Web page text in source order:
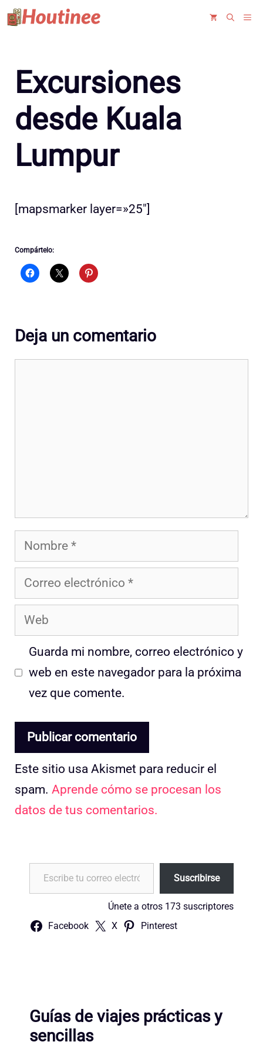
Saltar
al
Excursiones
desde Kuala
Lumpur
[mapsmarker layer=»25″]
Compártelo:
Deja un comentario
Nombre
Correo
electrónico
Web
Guarda mi nombre, correo electrónico y
web en este navegador para la próxima
vez que comente.
Este sitio usa Akismet para reducir el
spam. Aprende cómo se procesan los
datos de tus comentarios.
Escribe tu correo electrónico…
Suscribirse
Únete a otros 173 suscriptores
Facebook X Pinterest
Guías de viajes prácticas y
sencillas